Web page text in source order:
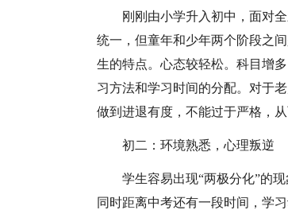
刚刚由小学升入初中，面对
统一，但童年和少年两个阶段之
生的特点。心态较轻松。科目增
习方法和学习时间的分配。对于
做到进退有度，不能过于严格，
初二：环境熟悉，心理叛逆
学生容易出现“两极分化”的
同时距离中考还有一段时间，学